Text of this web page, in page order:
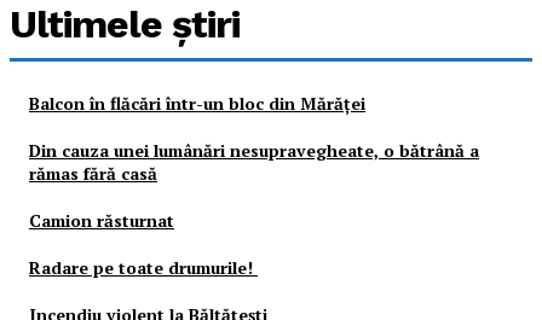
Ultimele ştiri
Balcon în flăcări într-un bloc din Mărăţei
Din cauza unei lumânări nesupravegheate, o bătrână a
rămas fără casă
Camion răsturnat
Radare pe toate drumurile!
Incendiu violent la Bălţăteşti